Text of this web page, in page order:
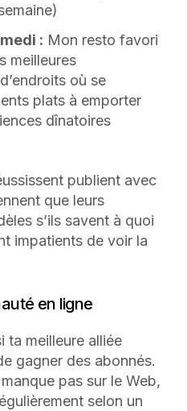
: Mon resto favori
meilleures
où se
plats à emporter
dînatoires
publient avec
que leurs
s’ils savent à quoi
impatients de voir la
en ligne
ta meilleure alliée
gagner des abonnés.
pas sur le Web,
selon un